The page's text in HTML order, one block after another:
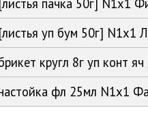
пачка 50г]
уп бум 50г] N1x1
кругл 8г уп конт
фл 25мл N1x1